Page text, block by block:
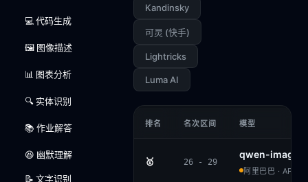
💻 代码生成
🖼️ 图像描述
📊 图表分析
🔍 实体识别
📚 作业解答
😆 幽默理解
📝 文字识别
Kandinsky
可灵 (快手)
Lightricks
Luma AI
排名 名次区间 模型
🥇 26 - 29
qwen-image-
阿里巴巴 ·